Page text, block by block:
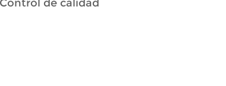
Control de calidad